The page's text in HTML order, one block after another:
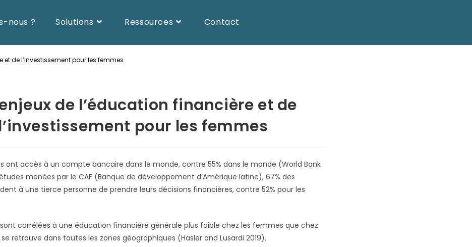
nous ? Solutions Ressources Contact
et de l’investissement pour les femmes
de l’éducation financière et de
pour les femmes
ont accès à un compte bancaire dans le monde, contre 55% dans le monde (World Bank
menées par le CAF (Banque de développement d’Amérique latine), 67% des
à une tierce personne de prendre leurs décisions financières, contre 52% pour les
corrélées à une éducation financière générale plus faible chez les femmes que chez
retrouve dans toutes les zones géographiques (Hasler and Lusardi 2019).